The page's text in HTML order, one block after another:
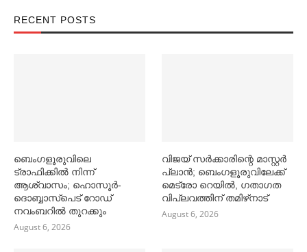
RECENT POSTS
ബെംഗളൂരുവിലെ
ട്രാഫിക്കില്‍ നിന്ന്
ആശ്വാസം; ഹൊസൂര്‍-
ദൊബ്ബാസ്പെട് റോഡ്
നവംബറില്‍ തുറക്കും
August 6, 2026
വിജയ് സര്‍ക്കാരിന്റെ മാസ്റ്റര്‍
പ്ലാന്‍; ബെംഗളൂരുവിലേക്ക്
മെട്രോ റെയില്‍, ഗതാഗത
വിപ്ലവത്തിന് തമിഴ്‌നാട്
August 6, 2026